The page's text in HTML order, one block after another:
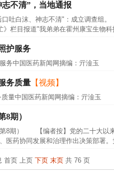
不清”，当地通报
吐白沫、神志不清"：成立调查组
栏目报道"我弟弟在霍州康宝生物科
护服务
务中国医药新闻网摘编：亓淦玉
务质量 【视频】
量中国医药新闻网摘编：亓淦玉
8期）
8期） 【编者按】党的二十大以来
医药协同发展和治理作出决策部署
首页 上页 下页 末页共 76 页